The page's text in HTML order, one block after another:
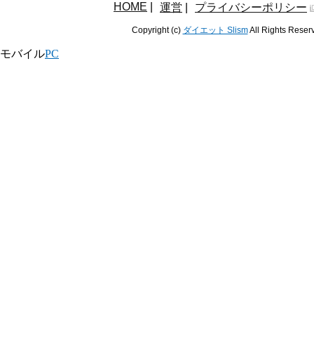
HOME 運営 プライバシーポリシー
Copyright (c) ダイエット SlismAll Rights
モバイルPC